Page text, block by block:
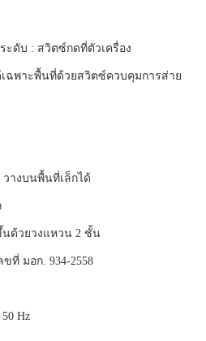
ะดับ : สวิตซ์กดที่ตัวเครื่อง
เฉพาะพื้นที่ด้วยสวิตซ์ควบคุมการส่าย
างบนพื้นที่เล็กได้
นด้วยวงแหวน 2 ชั้น
ที่ มอก. 934-2558
Hz